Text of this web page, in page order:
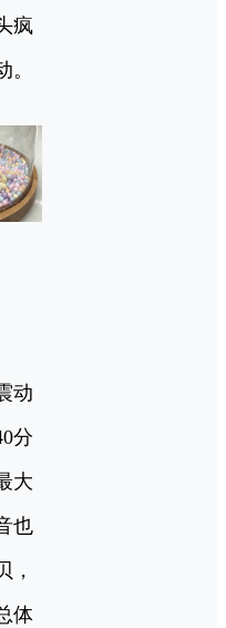
疯
。
动
分
大
也
，
体